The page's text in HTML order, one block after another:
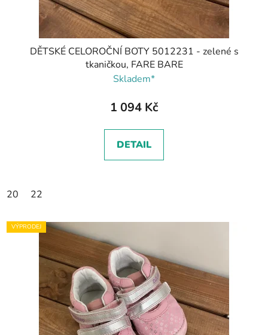
DĚTSKÉ CELOROČNÍ BOTY 5012231 - zelené s
tkaničkou, FARE BARE
Skladem*
1 094 Kč
DETAIL
20 22
VÝPRODEJ